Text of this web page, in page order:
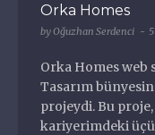
Orka Homes
byOğuzhan Serdenci
Orka Homes web
Tasarım
projeydi. Bu
kariyerimdeki